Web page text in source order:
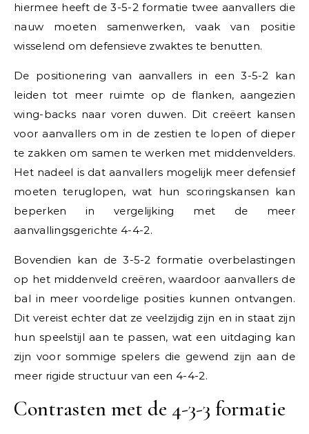
hiermee heeft de 3-5-2 formatie twee aanvallers die
nauw moeten samenwerken, vaak van positie
wisselend om defensieve zwaktes te benutten.
De positionering van aanvallers in een 3-5-2 kan
leiden tot meer ruimte op de flanken, aangezien
wing-backs naar voren duwen. Dit creëert kansen
voor aanvallers om in de zestien te lopen of dieper
te zakken om samen te werken met middenvelders.
Het nadeel is dat aanvallers mogelijk meer defensief
moeten teruglopen, wat hun scoringskansen kan
beperken in vergelijking met de meer
aanvallingsgerichte 4-4-2.
Bovendien kan de 3-5-2 formatie overbelastingen
op het middenveld creëren, waardoor aanvallers de
bal in meer voordelige posities kunnen ontvangen.
Dit vereist echter dat ze veelzijdig zijn en in staat zijn
hun speelstijl aan te passen, wat een uitdaging kan
zijn voor sommige spelers die gewend zijn aan de
meer rigide structuur van een 4-4-2.
Contrasten met de 4-3-3 formatie